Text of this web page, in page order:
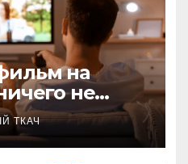
на
не
ТКАЧ